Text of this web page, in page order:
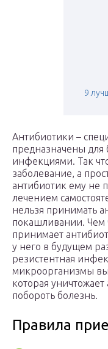
9
Антибиотики –
предназначены
инфекциями. Так
заболевание, а
антибиотик ему не
лечением
нельзя принимать
покашливании. Чем
принимает
у него в будущем
резистентная
микроорганизмы
которая
побороть болезнь.
Правила